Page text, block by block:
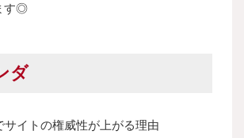
す◎
ダ
サイトの権威性が上がる理由